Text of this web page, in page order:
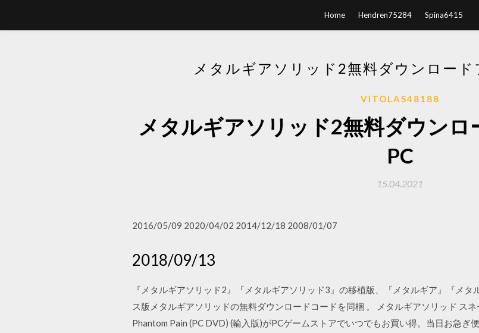
Home Hendren75284 Spina6415
メタルギアソリッド2無料ダウンロード
VITOLAS48188
メタルギアソリッド2無料ダウン
PC
15.04.2021
2016/05/09 2020/04/02 2014/12/18 2008/01/07
2018/09/13
『メタルギアソリッド2』『メタルギアソリッド3』の移植版、『メタルギア』『メ
ス版メタルギアソリッドの無料ダウンロードコードを同梱 。 メタルギアソリッド ス
Phantom Pain (PC DVD) (輸入版)がPCゲームストアでいつでもお買い得。当日お急ぎ